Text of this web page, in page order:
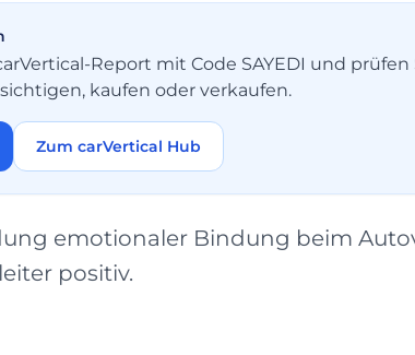
Report mit Code SAYEDI und
kaufen oder verkaufen.
Zum carVertical Hub
emotionaler Bindung beim
positiv.